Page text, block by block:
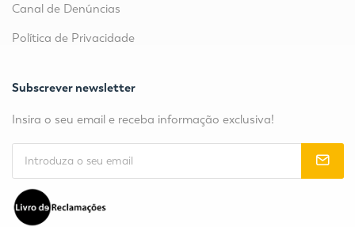
Canal de Denúncias
Política de Privacidade
Subscrever newsletter
Insira o seu email e receba informação exclusiva!